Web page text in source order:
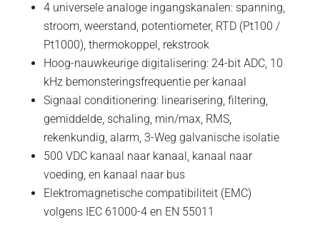
4 universele analoge ingangskanalen: spanning,
stroom, weerstand, potentiometer, RTD (Pt100 /
Pt1000), thermokoppel, rekstrook
Hoog-nauwkeurige digitalisering: 24-bit ADC, 10
kHz bemonsteringsfrequentie per kanaal
Signaal conditionering: linearisering, filtering,
gemiddelde, schaling, min/max, RMS,
rekenkundig, alarm, 3-Weg galvanische isolatie
500 VDC kanaal naar kanaal, kanaal naar
voeding, en kanaal naar bus
Elektromagnetische compatibiliteit (EMC)
volgens IEC 61000-4 en EN 55011